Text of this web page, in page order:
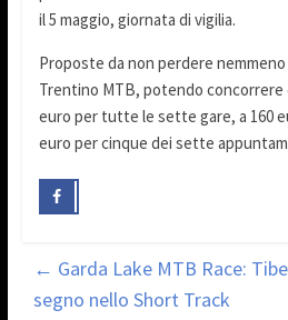
il 5 maggio, giornata di vigilia.
Proposte da non perdere
Trentino MTB, potendo concorrere
euro per tutte le sette gare, a 160
euro per cinque dei sette
← Garda Lake MTB Race:
segno nello Short Track